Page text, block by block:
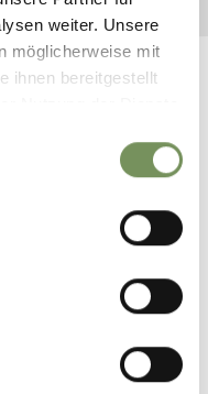
weiter. Unsere
möglicherweise mit
ihnen bereitgestellt